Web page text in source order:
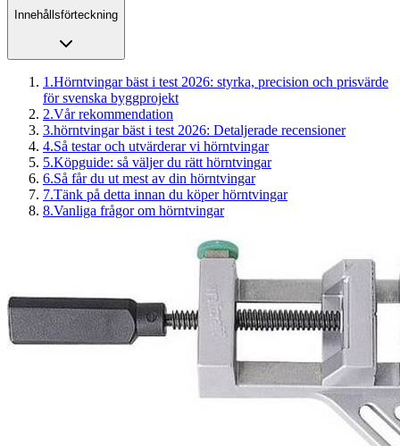
Innehållsförteckning
1 .Hörntvingar bäst i test 2026: styrka, precision och prisvärde
för svenska byggprojekt
2.Vår rekommendation
3.hörntvingar bäst i test 2026: Detaljerade recensioner
4.Så testar och utvärderar vi hörntvingar
5.Köpguide: så väljer du rätt hörntvingar
6.Så får du ut mest av din hörntvingar
7.Tänk på detta innan du köper hörntvingar
8.Vanliga frågor om hörntvingar